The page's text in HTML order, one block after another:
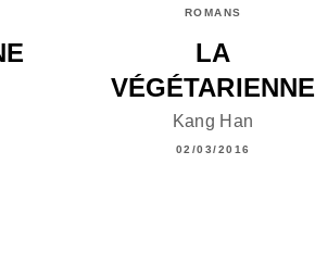
ROMANS
LA
VÉGÉTARIENNE
Kang Han
02/03/2016